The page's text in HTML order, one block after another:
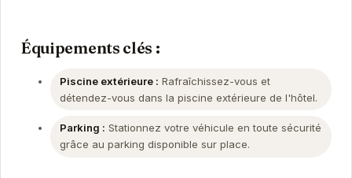
Équipements clés :
Piscine extérieure : Rafraîchissez-vous et
détendez-vous dans la piscine extérieure de l'hôtel.
Parking : Stationnez votre véhicule en toute sécurité
grâce au parking disponible sur place.